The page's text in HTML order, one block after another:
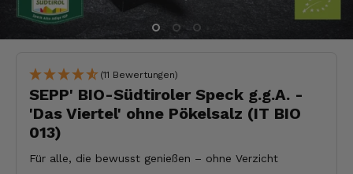
(11 Bewertungen)
SEPP' BIO-Südtiroler Speck g.g.A. -
'Das Viertel' ohne Pökelsalz (IT BIO
013)
Für alle, die bewusst genießen – ohne Verzicht